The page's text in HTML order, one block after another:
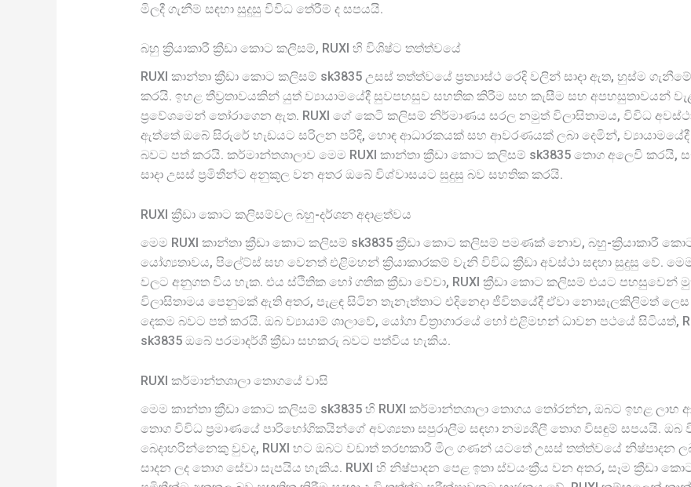
මිලදී ගැනීම් සඳහා සුදුසු විවිධ තේරීම් ද සපයයි.
බහු ක්‍රියාකාරී ක්‍රීඩා කොට කලිසම්, RUXI හි විශිෂ්ට තත්ත්වයේ
RUXI කාන්තා ක්‍රීඩා කොට කලිසම් sk3835 උසස් තත්ත්වයේ ප්‍රත්‍යාස්ථ රෙදි වලින් සාදා ඇත, හුස්ම
කරයි. ඉහළ තීව්‍රතාවයකින් යුත් ව්‍යායාමයේදී සුවපහසුව සහතික කිරීම සහ කැසීම සහ අපහසුතාවයන්
ප්‍රවේශමෙන් තෝරාගෙන ඇත. RUXI ගේ කෙටි කලිසම් නිර්මාණය සරල නමුත් විලාසිතාමය, විවිධ
ඇත්තේ ඔබේ සිරුරේ හැඩයට සරිලන පරිදි, හොඳ ආධාරකයක් සහ ආවරණයක් ලබා දෙමින්, ව්‍යායාමයේදී
බවට පත් කරයි. කර්මාන්තශාලාව මෙම RUXI කාන්තා ක්‍රීඩා කොට කලිසම් sk3835 තොග අලෙවි
සාදා උසස් ප්‍රමිතීන්ට අනුකූල වන අතර ඔබේ විශ්වාසයට සුදුසු බව සහතික කරයි.
RUXI ක්‍රීඩා කොට කලිසම්වල බහු-දර්ශන අදාළත්වය
මෙම RUXI කාන්තා ක්‍රීඩා කොට කලිසම් sk3835 ක්‍රීඩා කොට කලිසම් පමණක් නොව, බහු-ක්‍රියාකාරී
යෝග්‍යතාවය, පිලේට්ස් සහ වෙනත් එළිමහන් ක්‍රියාකාරකම් වැනි විවිධ ක්‍රීඩා අවස්ථා සඳහා සුදුසු වේ.
වලට අනුගත විය හැක. එය ස්ථිතික හෝ ගතික ක්‍රීඩා වේවා, RUXI ක්‍රීඩා කොට කලිසම් එයට පහසුවෙන්
විලාසිතාමය පෙනුමක් ඇති අතර, පැළඳ සිටින තැනැත්තාට එදිනෙදා ජීවිතයේදී ඒවා නොසැලකිලිමත් ලෙස
දෙකම බවට පත් කරයි. ඔබ ව්‍යායාම් ශාලාවේ, යෝගා චිත්‍රාගාරයේ හෝ එළිමහන් ධාවන පථයේ සිටියත්,
sk3835 ඔබේ පරමාදර්ශී ක්‍රීඩා සහකරු බවට පත්විය හැකිය.
RUXI කර්මාන්තශාලා තොගයේ වාසි
මෙම කාන්තා ක්‍රීඩා කොට කලිසම් sk3835 හි RUXI කර්මාන්තශාලා තොගය තෝරන්න, ඔබට ඉහළ ලාභ
තොග විවිධ ප්‍රමාණයේ පාරිභෝගිකයින්ගේ අවශ්‍යතා සපුරාලීම සඳහා නම්‍යශීලී තොග විසඳුම් සපයයි.
බෙදාහරින්නෙකු වුවද, RUXI හට ඔබට වඩාත් තරඟකාරී මිල ගණන් යටතේ උසස් තත්ත්වයේ නිෂ්පාදන
සාදන ලද තොග සේවා සැපයිය හැකිය. RUXI හි නිෂ්පාදන පෙළ ඉතා ස්වයංක්‍රීය වන අතර, සෑම